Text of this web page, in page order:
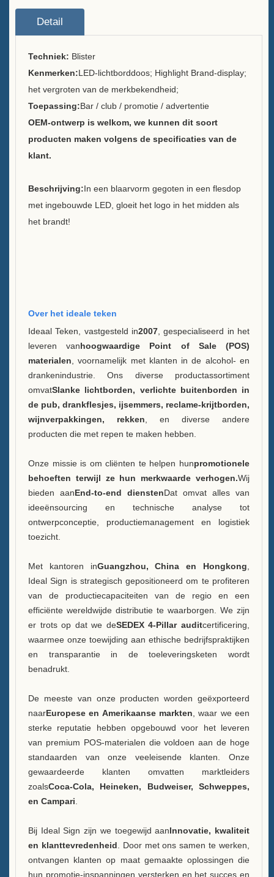
Dienst
Merken die we serveerden
Ons team
Catalogus
Case E LED squre ijsemmer
Case D X vorm resin display
FAQ
Nieuws
Neem contact met ons op
Detail
Techniek: Blister
Kenmerken:LED-lichtborddoos; Highlight Brand-display;
het vergroten van de merkbekendheid;
Toepassing:Bar / club / promotie / advertentie
OEM-ontwerp is welkom, we kunnen dit soort
producten maken volgens de specificaties van de
klant.
Beschrijving:In een blaarvorm gegoten in een flesdop
met ingebouwde LED, gloeit het logo in het midden als
het brandt!
Over het ideale teken
Ideaal Teken, vastgesteld in2007 , gespecialiseerd in het
leveren vanhoogwaardige Point of Sale (POS)
materialen , voornamelijk met klanten in de alcohol- en
drankenindustrie. Ons diverse productassortiment
omvatSlanke lichtborden, verlichte buitenborden in
de pub, drankflesjes, ijsemmers, reclame-krijtborden,
wijnverpakkingen, rekken , en diverse andere
producten die met repen te maken hebben.
Onze missie is om cliënten te helpen hunpromotionele
behoeften terwijl ze hun merkwaarde verhogen.Wij
bieden aanEnd-to-end dienstenDat omvat alles van
ideeënsourcing en technische analyse tot
ontwerpconceptie, productiemanagement en logistiek
toezicht.
Met kantoren inGuangzhou, China en Hongkong
Ideal Sign is strategisch gepositioneerd om te profiteren
van de productiecapaciteiten van de regio en een
efficiënte wereldwijde distributie te waarborgen. We zijn
er trots op dat we deSEDEX 4-Pillar auditcertificering,
waarmee onze toewijding aan ethische bedrijfspraktijken
en transparantie in de toeleveringsketen wordt
benadrukt.
De meeste van onze producten worden geëxporteerd
naarEuropese en Amerikaanse markten , waar we een
sterke reputatie hebben opgebouwd voor het leveren
van premium POS-materialen die voldoen aan de hoge
standaarden van onze veeleisende klanten. Onze
gewaardeerde klanten omvatten marktleiders
zoalsCoca-Cola, Heineken, Budweiser, Schweppes,
en Campari
Bij Ideal Sign zijn we toegewijd aanInnovatie, kwaliteit
en klanttevredenheid . Door met ons samen te werken,
ontvangen klanten op maat gemaakte oplossingen die
hun promotie-inspanningen versterken en het succes en